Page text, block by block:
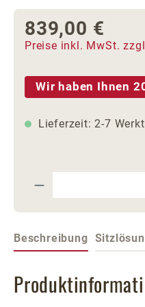
Regulärer Preis:
839,00 €
Preise inkl. MwSt.
Wir haben Ihnen
Lieferzeit: 2-7
Produkt
Beschreibung